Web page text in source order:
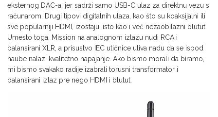
eksternog DAC-a, jer sadrži samo USB-C ulaz za direktnu vezu s
računarom. Drugi tipovi digitalnih ulaza, kao što su koaksijalni ili
sve popularniji HDMI, izostaju, isto kao i već nezaobilazni blutut.
Umesto toga, Mission na analognom izlazu nudi RCA i
balansirani XLR, a prisustvo IEC utičnice uliva nadu da se ispod
haube nalazi kvalitetno napajanje. Ako bismo morali da biramo,
mi bismo svakako radije izabrali torusni transformator i
balansirani izlaz pre nego HDMI i blutut.